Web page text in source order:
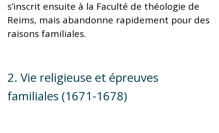
s’inscrit ensuite à la Faculté de théologie de
Reims, mais abandonne rapidement pour des
raisons familiales.
2. Vie religieuse et épreuves
familiales (1671-1678)